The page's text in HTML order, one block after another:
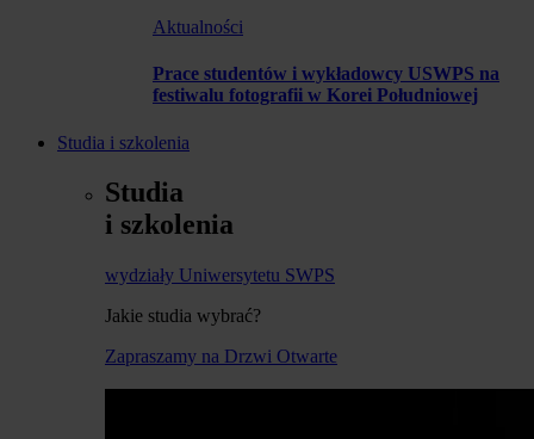
Aktualności
Prace studentów i wykładowcy USWPS na
festiwalu fotografii w Korei Południowej
Studia i szkolenia
Studia
i szkolenia
wydziały Uniwersytetu SWPS
Jakie studia wybrać?
Zapraszamy na Drzwi Otwarte